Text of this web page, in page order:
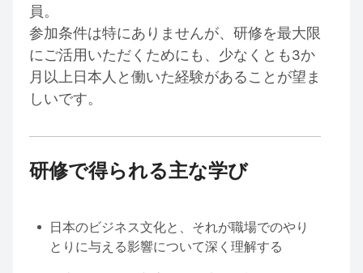
員。
参加条件は特にありませんが、研修を最大限
にご活用いただくためにも、少なくとも3か
月以上日本人と働いた経験があることが望ま
しいです。
研修で得られる主な学び
日本のビジネス文化と、それが職場でのやり
とりに与える影響について深く理解する